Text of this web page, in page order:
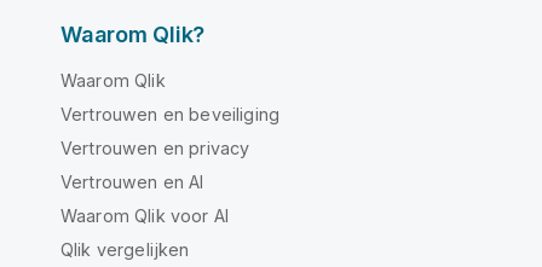
Waarom Qlik?
Waarom Qlik
Vertrouwen en beveiliging
Vertrouwen en privacy
Vertrouwen en AI
Waarom Qlik voor AI
Qlik vergelijken